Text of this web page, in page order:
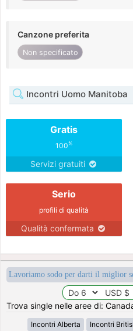
Canzone preferita
Non specificato
Incontri Uomo Manitoba
Gratis
100%
Servizi gratuiti
Serio
profili di qualità
Qualità confermata
Lavoriamo sodo per darti il miglior
Trova single nelle aree di:
Incontri Alberta Incontri